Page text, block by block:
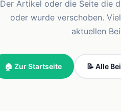
Der Artikel oder die Seite die
oder wurde verschoben.
aktuellen
🏠 Zur Startseite 📝 Alle